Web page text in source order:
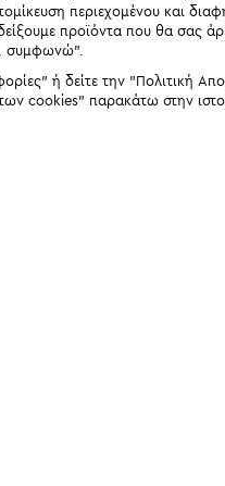
περιεχομένου και
προϊόντα που θα σας
συμφωνώ".
ή δείτε την "Πολιτική
cookies" παρακάτω στην